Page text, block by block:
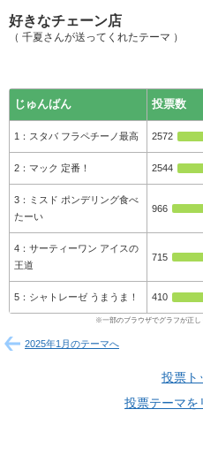
好きなチェーン店
（ 千夏さんが送ってくれたテーマ ）
じゅんばん 投票数
スタバ フラペチーノ最高 2572
マック 定番！ 2544
ミスド ポンデリング食べ
たーい
966
サーティーワン アイスの
王道
715
シャトレーゼ うまうま！ 410
2025年1月のテーマへ
投票ト
投票テーマを